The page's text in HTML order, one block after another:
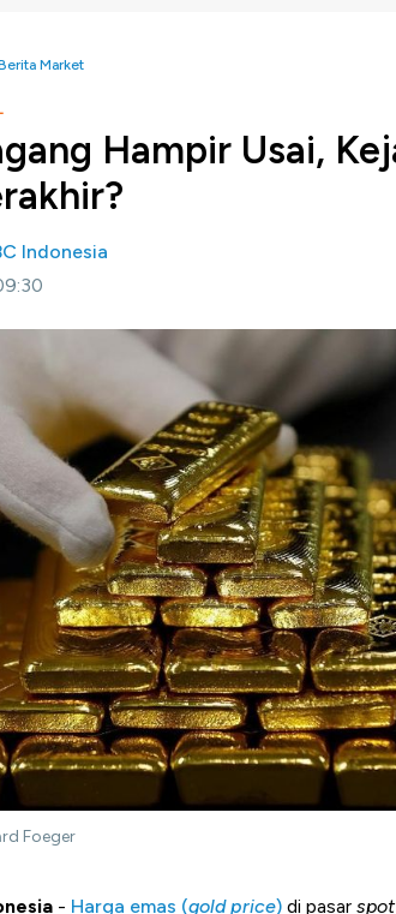
Market
Hampir Usai,
Indonesia
Foeger
- Harga emas (gold price) di pasar spot